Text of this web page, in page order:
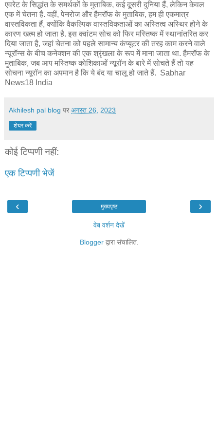
एवरेट के सिद्धांत के समर्थकों के मुता‍बिक, कई दूसरी दुनिया हैं, लेकिन केवल
एक में चेतना है. वहीं, पेनरोज और हैमरॉफ के मुताबिक, हम ही एकमात्र
वास्तविकता हैं, क्योंकि वैकल्पिक वास्तविकताओं का अस्तित्‍व अस्थिर होने के
कारण खत्‍म हो जाता है. इस क्‍वांटम सोच को फिर मस्तिष्क में स्थानांतरित कर
दिया जाता है, जहां चेतना को पहले सामान्य कंप्यूटर की तरह काम करने वाले
न्यूरॉन्स के बीच कनेक्शन की एक श्रृंखला के रूप में माना जाता था. हैमरॉफ के
मुताबिक, जब आप मस्तिष्क कोशिकाओं न्‍यूरॉन के बारे में सोचते हैं तो यह
सोचना न्यूरॉन का अपमान है कि ये बंद या चालू हो जाते हैं. Sabhar
News18 India
Akhilesh pal blog पर अगस्त 26, 2023
शेयर करें
कोई टिप्पणी नहीं:
एक टिप्पणी भेजें
‹ ›
मुख्यपृष्ठ
वेब वर्शन देखें
Bloggerद्वारा संचालित.